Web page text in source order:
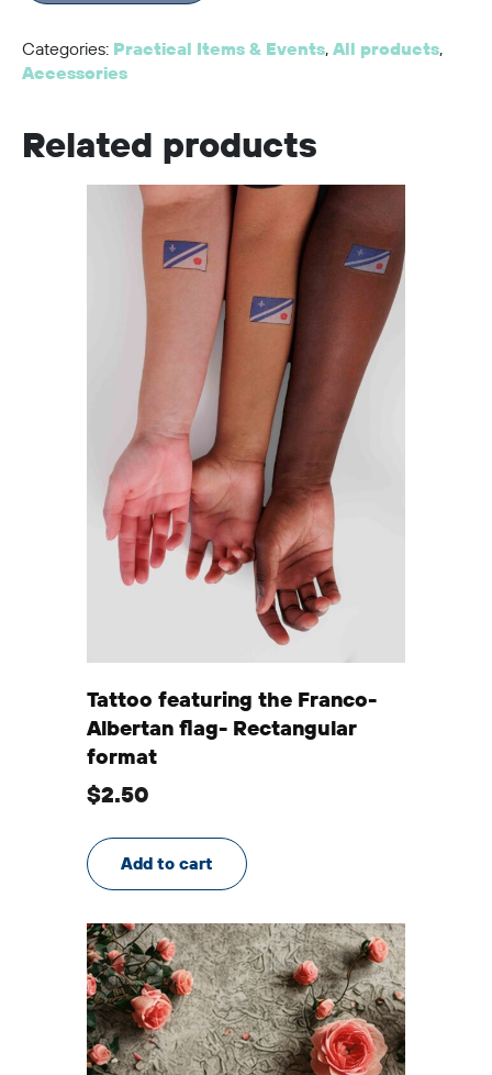
Categories: Practical Items & Events, All products,
Accessories
Related products
Tattoo featuring the Franco-
Albertan flag- Rectangular
format
$2.50
Add to cart